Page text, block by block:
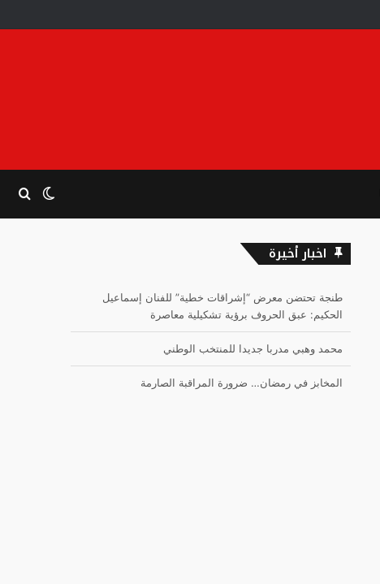
الوضع
اخبار أخيرة
طنجة تحتضن معرض “إشراقات خطية” للفنان إسماعيل
الحكيم: عبق الحروف برؤية تشكيلية معاصرة
محمد وهبي مدربا جديدا للمنتخب الوطني
المخابز في رمضان… ضرورة المراقبة الصارمة